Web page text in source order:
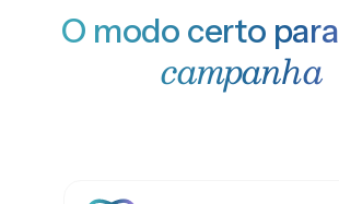
O modo certo para
campanha